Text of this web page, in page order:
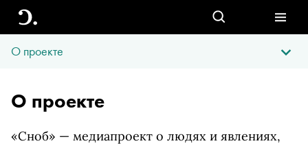
О проекте
О проекте
«Сноб» — медиапроект о людях и явлениях,